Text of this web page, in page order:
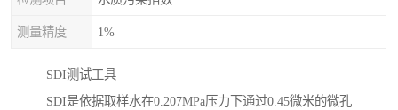
测量精度 1%
SDI测试工具
SDI是依据取样水在0.207MPa压力下通过0.45微米的微孔